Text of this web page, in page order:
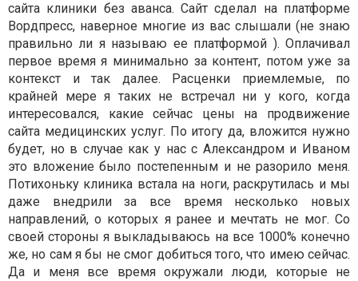
сайта клиники без аванса. Сайт сделал на платформе
Вордпресс, наверное многие из вас слышали (не знаю
правильно ли я называю ее платформой ). Оплачивал
первое время я минимально за контент, потом уже за
контекст и так далее. Расценки приемлемые, по
крайней мере я таких не встречал ни у кого, когда
интересовался, какие сейчас цены на продвижение
сайта медицинских услуг. По итогу да, вложится нужно
будет, но в случае как у нас с Александром и Иваном
это вложение было постепенным и не разорило меня.
Потихоньку клиника встала на ноги, раскрутилась и мы
даже внедрили за все время несколько новых
направлений, о которых я ранее и мечтать не мог. Со
своей стороны я выкладываюсь на все 1000% конечно
же, но сам я бы не смог добиться того, что имею сейчас.
Да и меня все время окружали люди, которые не